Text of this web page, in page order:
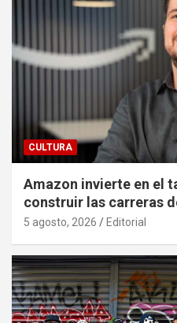
CULTURA
Amazon invierte en el
construir las carreras
5 agosto, 2026 Editorial